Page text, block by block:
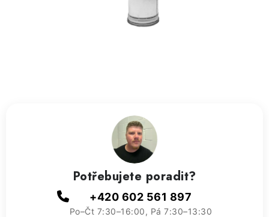
Kontakty
Potřebujete poradit?
+420 602 561 897
Po–Čt 7:30–16:00, Pá 7:30–13:30